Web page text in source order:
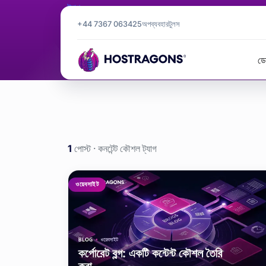
+44 7367 063425অপব্যবহারটুলস
ট্যাগ
কনটেন্ট কৌশল
হোমপেজ
1 পোস্ট · কনটেন্ট কৌশল ট্যাগ
কনটেন্ট কৌশল
ওয়েবসাইট